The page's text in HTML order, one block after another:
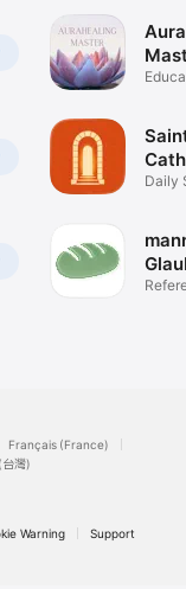
Daily
Français (France)
灣)
Warning Support